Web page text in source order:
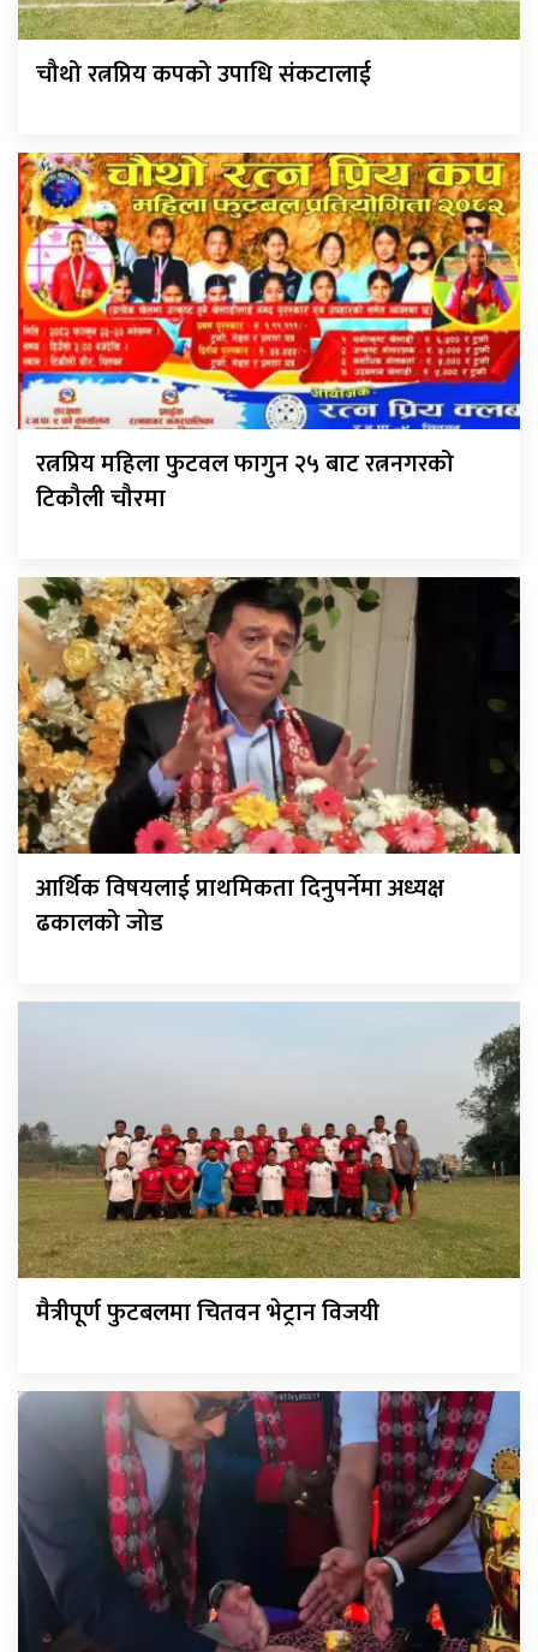
चौथो रत्नप्रिय कपको उपाधि संकटालाई
रत्नप्रिय महिला फुटवल फागुन २५ बाट रत्ननगरको
टिकौली चौरमा
आर्थिक विषयलाई प्राथमिकता दिनुपर्नेमा अध्यक्ष
ढकालको जोड
मैत्रीपूर्ण फुटबलमा चितवन भेट्रान विजयी